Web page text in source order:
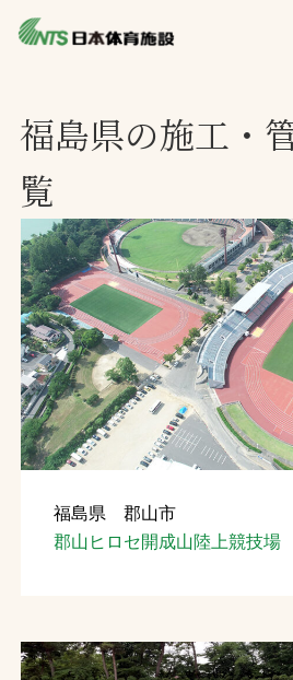
ニュース
プレスリリース
レポート
製品・サービス一覧
施工・管理実績一覧
会社概要
採用情報
お問合せ
プライバシーポリシー
福島県の施工・
覧
福島県 郡山市
郡山ヒロセ開成山陸上競技場